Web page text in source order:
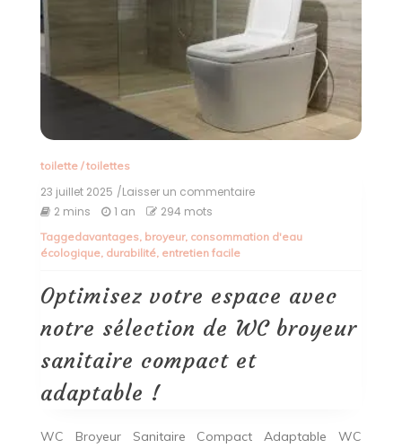
toilette/toilettes
23 juillet 2025 /Laisser un commentaireon
espace
de
WC
broyeur
sanitaire
compact
2 mins 1 an 294 mots
Taggedavantages, broyeur, consommation d'eau
écologique, durabilité, entretien facile
Optimisez votre espace avec
notre sélection de WC broyeur
sanitaire compact et
adaptable !
WC Broyeur Sanitaire Compact Adaptable WC